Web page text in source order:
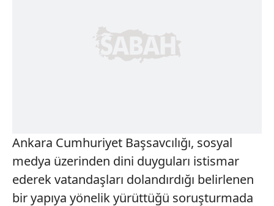
Ankara Cumhuriyet Başsavcılığı, sosyal
medya üzerinden dini duyguları istismar
ederek vatandaşları dolandırdığı belirlenen
bir yapıya yönelik yürüttüğü soruşturmada